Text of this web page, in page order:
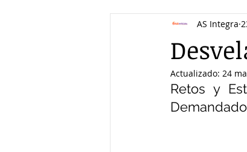
AS Integra
Actualizado: 24
Retos y